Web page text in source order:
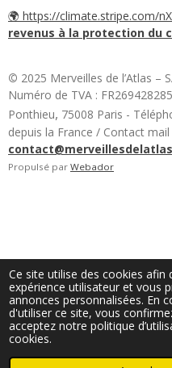
Ce site utilise des cookies afin
expérience utilisateur et vous
annonces personnalisées. En
d'utiliser ce site, vous
acceptez notre politique
cookies.
🌍 https://climate.stripe.com/
revenus à la protection du
© 2025 Merveilles de l’Atlas –
Numéro de TVA :
Ponthieu, 75008 Paris -
depuis la France / Contact mail
Propulsé par Webador